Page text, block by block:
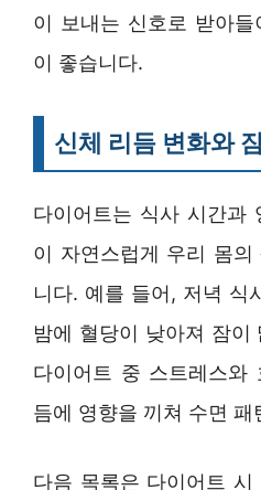
이 보내는 신호로 받아
이 좋습니다.
신체 리듬 변화와
다이어트는 식사 시간과
이 자연스럽게 우리 몸
니다. 예를 들어, 저녁 식
밤에 혈당이 낮아져 잠이
다이어트 중 스트레스와
듬에 영향을 끼쳐 수면 패
다음 목록은 다이어트